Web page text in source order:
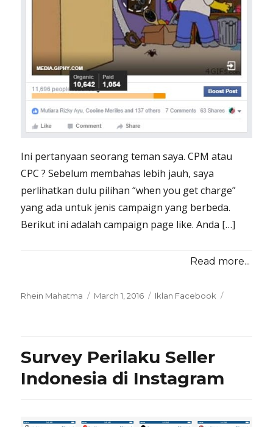
Ini pertanyaan seorang teman saya. CPM atau
CPC ? Sebelum membahas lebih jauh, saya
perlihatkan dulu pilihan “when you get charge”
yang ada untuk jenis campaign yang berbeda.
Berikut ini adalah campaign page like. Anda […]
Read more...
Rhein Mahatma
Posted
March 1, 2016 Categories
Iklan Facebook
Survey Perilaku Seller
Indonesia di Instagram